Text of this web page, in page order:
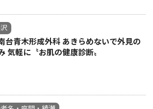
台青木形成外科 あきらめないで外見の
気軽に〝お肌の健康診断〟